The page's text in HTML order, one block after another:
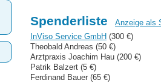
Spenderliste
Anzeige als
InViso Service GmbH (300 €)
Theobald Andreas (50 €)
Arztpraxis Joachim Hau (200 €)
Patrik Balzert (5 €)
Ferdinand Bauer (65 €)